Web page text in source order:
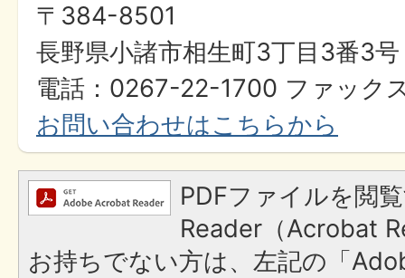
〒384-8501
長野県小諸市相生町3丁目3番3号
電話：0267-22-1700 ファック
お問い合わせはこちらから
PDFファイルを閲
Reader（Acrobat
お持ちでない方は、左記の「